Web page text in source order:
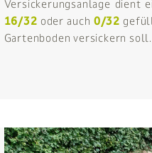
Versickerungsanlage dient
16/32 oder auch 0/32
Gartenboden versickern soll.